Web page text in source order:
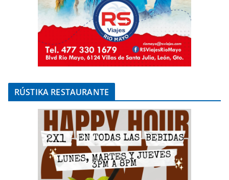
RÚSTIKA RESTAURANTE